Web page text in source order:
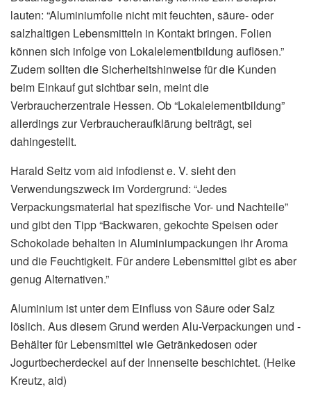
lauten: “Aluminiumfolie nicht mit feuchten, säure- oder
salzhaltigen Lebensmitteln in Kontakt bringen. Folien
können sich infolge von Lokalelementbildung auflösen.”
Zudem sollten die Sicherheitshinweise für die Kunden
beim Einkauf gut sichtbar sein, meint die
Verbraucherzentrale Hessen. Ob “Lokalelementbildung”
allerdings zur Verbraucheraufklärung beiträgt, sei
dahingestellt.
Harald Seitz vom aid infodienst e. V. sieht den
Verwendungszweck im Vordergrund: “Jedes
Verpackungsmaterial hat spezifische Vor- und Nachteile”
und gibt den Tipp “Backwaren, gekochte Speisen oder
Schokolade behalten in Aluminiumpackungen ihr Aroma
und die Feuchtigkeit. Für andere Lebensmittel gibt es aber
genug Alternativen.”
Aluminium ist unter dem Einfluss von Säure oder Salz
löslich. Aus diesem Grund werden Alu-Verpackungen und -
Behälter für Lebensmittel wie Getränkedosen oder
Jogurtbecherdeckel auf der Innenseite beschichtet. (Heike
Kreutz, aid)